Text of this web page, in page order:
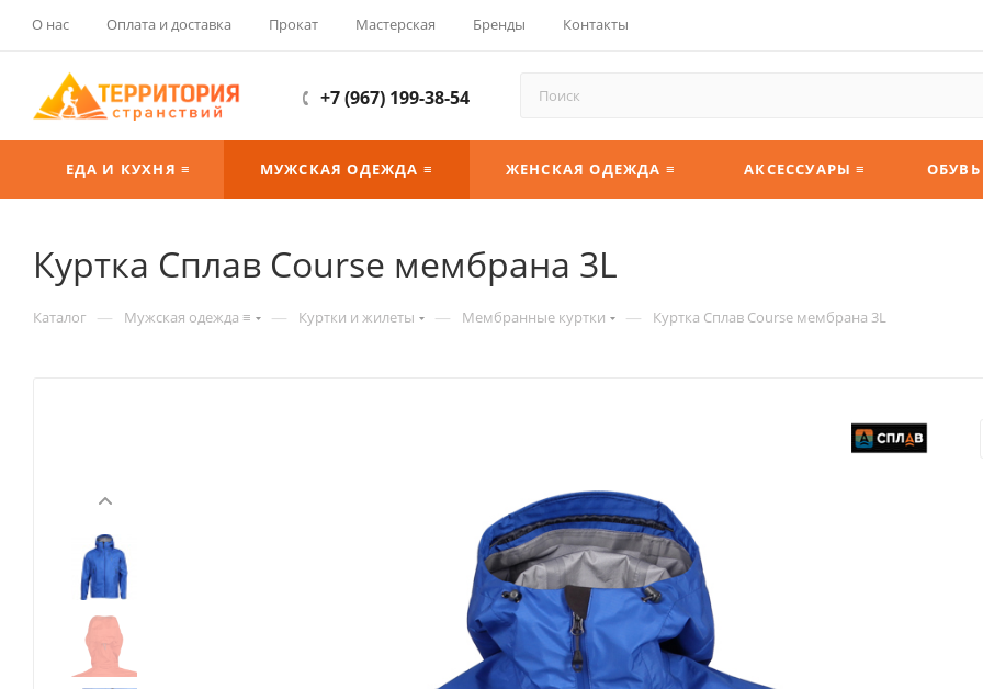
О нас Оплата и доставка Прокат Мастерская Бренды Контакты
+7 (967) 199-38-54
ЕДА И КУХНЯ ≡ МУЖСКАЯ ОДЕЖДА ≡ ЖЕНСКАЯ ОДЕЖДА ≡ АКСЕССУАРЫ ≡ ОБУВЬ
Куртка Сплав Course мембрана 3L
Каталог — Мужская одежда ≡ — Куртки и жилеты — Мембранные куртки — Куртка Сплав Course мембрана 3L